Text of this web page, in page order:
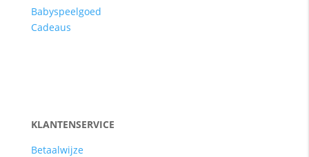
Babyspeelgoed
Cadeaus
KLANTENSERVICE
Betaalwijze